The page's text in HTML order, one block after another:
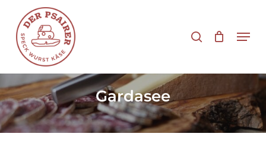
Hauptinhalt
springen
Gardasee